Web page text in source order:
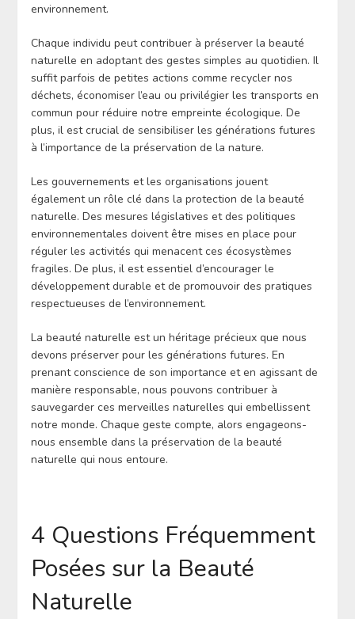
environnement.
Chaque individu peut contribuer à préserver la beauté
naturelle en adoptant des gestes simples au quotidien. Il
suffit parfois de petites actions comme recycler nos
déchets, économiser l’eau ou privilégier les transports en
commun pour réduire notre empreinte écologique. De
plus, il est crucial de sensibiliser les générations futures
à l’importance de la préservation de la nature.
Les gouvernements et les organisations jouent
également un rôle clé dans la protection de la beauté
naturelle. Des mesures législatives et des politiques
environnementales doivent être mises en place pour
réguler les activités qui menacent ces écosystèmes
fragiles. De plus, il est essentiel d’encourager le
développement durable et de promouvoir des pratiques
respectueuses de l’environnement.
La beauté naturelle est un héritage précieux que nous
devons préserver pour les générations futures. En
prenant conscience de son importance et en agissant de
manière responsable, nous pouvons contribuer à
sauvegarder ces merveilles naturelles qui embellissent
notre monde. Chaque geste compte, alors engageons-
nous ensemble dans la préservation de la beauté
naturelle qui nous entoure.
4 Questions Fréquemment
Posées sur la Beauté
Naturelle